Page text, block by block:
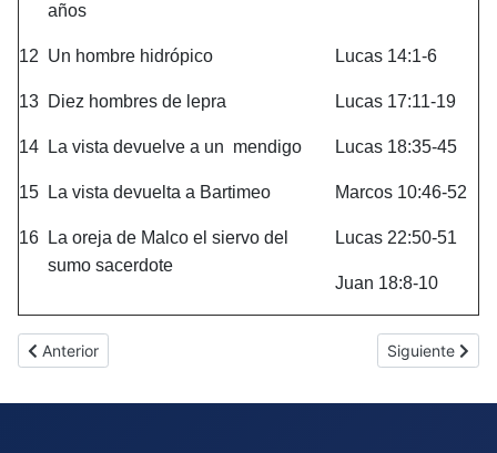
años
12 Un hombre hidrópico Lucas 14:1-6
13 Diez hombres de lepra Lucas 17:11-19
14 La vista devuelve a un mendigo Lucas 18:35-45
15 La vista devuelta a Bartimeo Marcos 10:46-52
16 La oreja de Malco el siervo del
sumo sacerdote
Lucas 22:50-51
Juan 18:8-10
Artículo anterior: Lema
Anterior Artículo
Siguiente